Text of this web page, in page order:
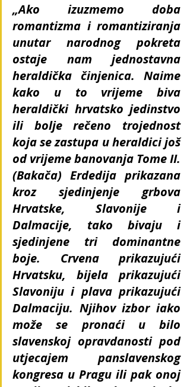
„Ako izuzmemo doba
romantizma i romantiziranja
unutar narodnog pokreta
ostaje nam jednostavna
heraldička činjenica. Naime
kako u to vrijeme biva
heraldički hrvatsko jedinstvo
ili bolje rečeno trojednost
koja se zastupa u heraldici još
od vrijeme banovanja Tome II.
(Bakača) Erdedija prikazana
kroz sjedinjenje grbova
Hrvatske, Slavonije i
Dalmacije, tako bivaju i
sjedinjene tri dominantne
boje. Crvena prikazujući
Hrvatsku, bijela prikazujući
Slavoniju i plava prikazujući
Dalmaciju. Njihov izbor iako
može se pronaći u bilo
slavenskoj opravdanosti pod
utjecajem panslavenskog
kongresa u Pragu ili pak onoj